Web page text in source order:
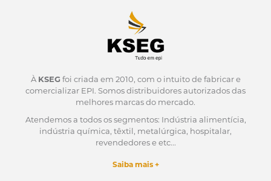
À KSEG foi criada em 2010, com o intuito de fabricar e
comercializar EPI. Somos distribuidores autorizados das
melhores marcas do mercado.
Atendemos a todos os segmentos: Indústria alimentícia,
indústria química, têxtil, metalúrgica, hospitalar,
revendedores e etc...
Saiba mais +